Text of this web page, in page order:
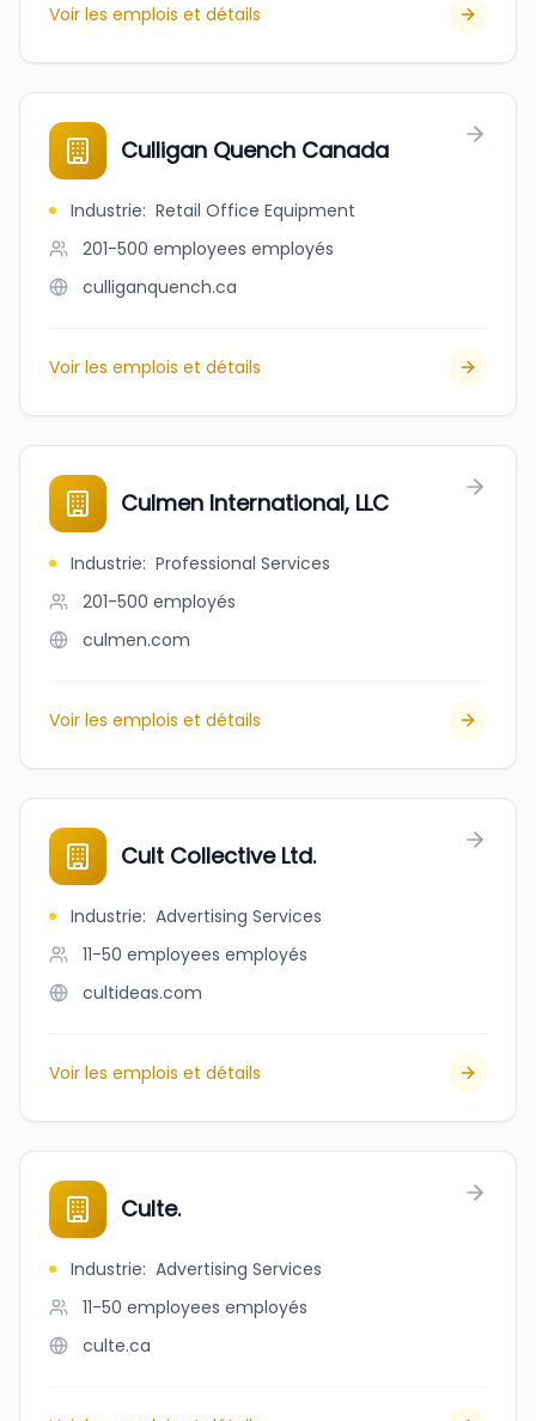
Voir les emplois et détails
Culligan Quench Canada
Industrie: Retail Office Equipment
201-500 employees employés
culliganquench.ca
Voir les emplois et détails
Culmen International, LLC
Industrie: Professional Services
201-500 employés
culmen.com
Voir les emplois et détails
Cult Collective Ltd.
Industrie: Advertising Services
11-50 employees employés
cultideas.com
Voir les emplois et détails
Culte.
Industrie: Advertising Services
11-50 employees employés
culte.ca